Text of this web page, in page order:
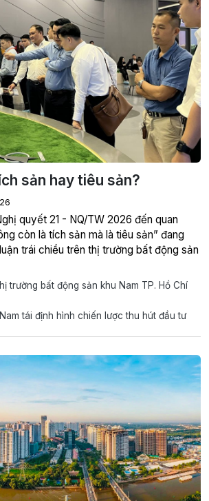
sản hay tiêu sản?
quyết 21 - NQ/TW 2026 đến quan
còn là tích sản mà là tiêu sản” đang
trái chiều trên thị trường bất động sản
trường bất động sản khu Nam TP. Hồ Chí
tái định hình chiến lược thu hút đầu tư